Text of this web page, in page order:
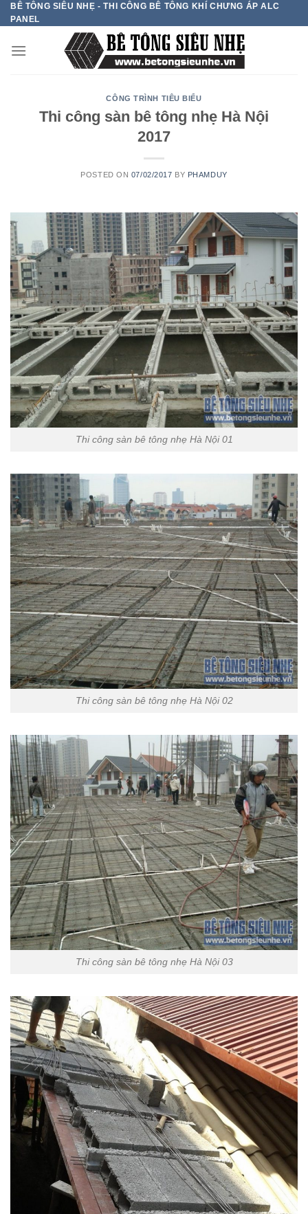
Skip
to
BÊ TÔNG SIÊU NHẸ - THI CÔNG BÊ TÔNG KHÍ CHƯNG ÁP ALC
PANEL
CÔNG TRÌNH TIÊU BIỂU
Thi công sàn bê tông nhẹ Hà Nội
2017
POSTED ON 07/02/2017 BY PHAMDUY
Thi công sàn bê tông nhẹ Hà Nội 01
Thi công sàn bê tông nhẹ Hà Nội 02
Thi công sàn bê tông nhẹ Hà Nội 03